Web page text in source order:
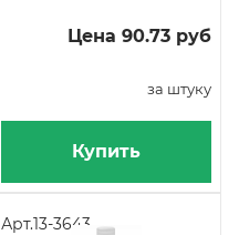
Цена 90.73 руб
за штуку
Купить
Арт.13-3643